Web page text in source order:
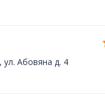
ул. Абовяна д. 4